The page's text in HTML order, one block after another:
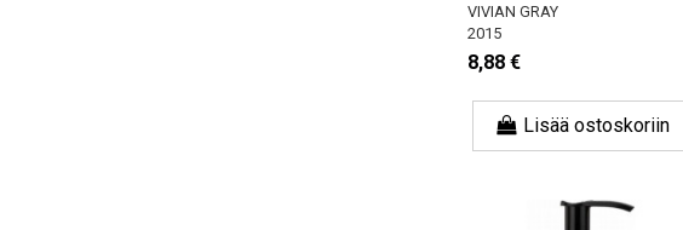
VIVIAN GRAY
2015
8,88 €
Lisää ostoskoriin